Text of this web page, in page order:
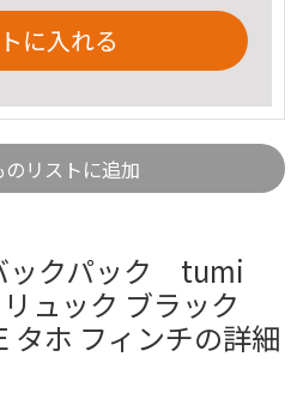
に入れる
リストに追加
ックパック tumi
ュック ブラック
タホ フィンチの詳細